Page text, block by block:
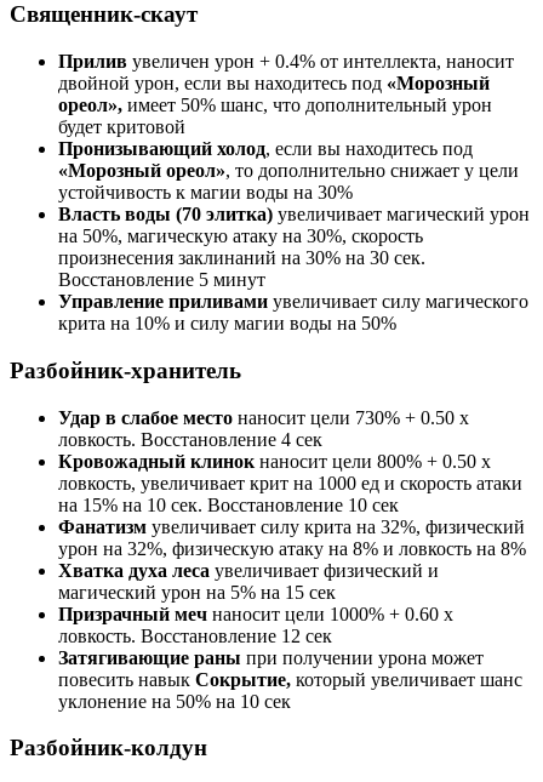
Священник-скаут
Прилив увеличен урон + 0.4% от интеллекта, наносит
двойной урон, если вы находитесь под «Морозный
ореол», имеет 50% шанс, что дополнительный урон
будет критовой
Пронизывающий холод, если вы находитесь под
«Морозный ореол», то дополнительно снижает у цели
устойчивость к магии воды на 30%
Власть воды (70 элитка) увеличивает магический урон
на 50%, магическую атаку на 30%, скорость
произнесения заклинаний на 30% на 30 сек.
Восстановление 5 минут
Управление приливами увеличивает силу магического
крита на 10% и силу магии воды на 50%
Разбойник-хранитель
Удар в слабое место наносит цели 730% + 0.50 x
ловкость. Восстановление 4 сек
Кровожадный клинок наносит цели 800% + 0.50 x
ловкость, увеличивает крит на 1000 ед и скорость атаки
на 15% на 10 сек. Восстановление 10 сек
Фанатизм увеличивает силу крита на 32%, физический
урон на 32%, физическую атаку на 8% и ловкость на 8%
Хватка духа леса увеличивает физический и
магический урон на 5% на 15 сек
Призрачный меч наносит цели 1000% + 0.60 x
ловкость. Восстановление 12 сек
Затягивающие раны при получении урона может
повесить навык Сокрытие, который увеличивает шанс
уклонение на 50% на 10 сек
Разбойник-колдун